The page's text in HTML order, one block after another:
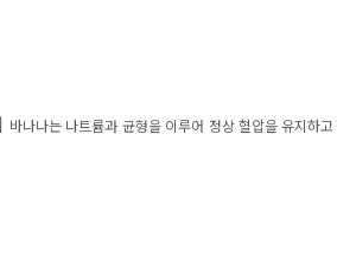
바나나는 나트륨과 균형을 이루어 정상 혈압을 유지하고